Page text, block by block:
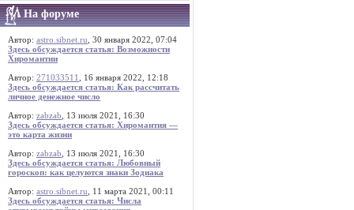
На форуме
Автор: astro.sibnet.ru , 30 января 2022, 07:04
Здесь обсуждается статья: Возможности
Хиромантии
Автор: 271033511
, 16 января 2022, 12:18
Здесь обсуждается статья: Как рассчитать
личное денежное число
Автор: zabzab , 13 июля 2021, 16:30
Здесь обсуждается статья: Хиромантия —
это карта жизни
Автор: zabzab , 13 июля 2021, 16:30
Здесь обсуждается статья: Любовный
гороскоп: как целуются знаки Зодиака
Автор: astro.sibnet.ru , 11 марта 2021, 00:11
Здесь обсуждается статья: Числа